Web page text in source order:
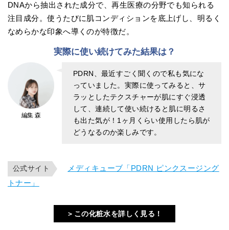
DNAから抽出された成分で、再生医療の分野でも知られる
注目成分。使うたびに肌コンディションを底上げし、明るく
なめらかな印象へ導くのが特徴だ。
実際に使い続けてみた結果は？
編集 森
PDRN、最近すごく聞くので私も気にな
っていました。実際に使ってみると、サ
ラッとしたテクスチャーが肌にすぐ浸透
して、連続して使い続けると肌に明るさ
も出た気が！1ヶ月くらい使用したら肌が
どうなるのか楽しみです。
公式サイト
メディキューブ「PDRN ピンクスージング
トナー」
＞この化粧水を詳しく見る！